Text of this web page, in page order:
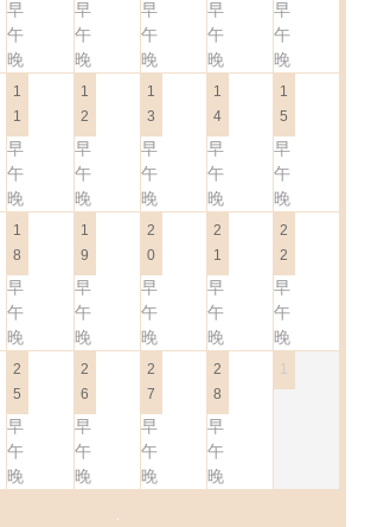
早
午
晚
早
午
晚
早
午
晚
早
午
晚
早
午
晚
1
1
早
午
晚
1
2
早
午
晚
1
3
早
午
晚
1
4
早
午
晚
1
5
早
午
晚
1
8
早
午
晚
1
9
早
午
晚
2
0
早
午
晚
2
1
早
午
晚
2
2
早
午
晚
2
5
早
午
晚
2
6
早
午
晚
2
7
早
午
晚
2
8
早
午
晚
1